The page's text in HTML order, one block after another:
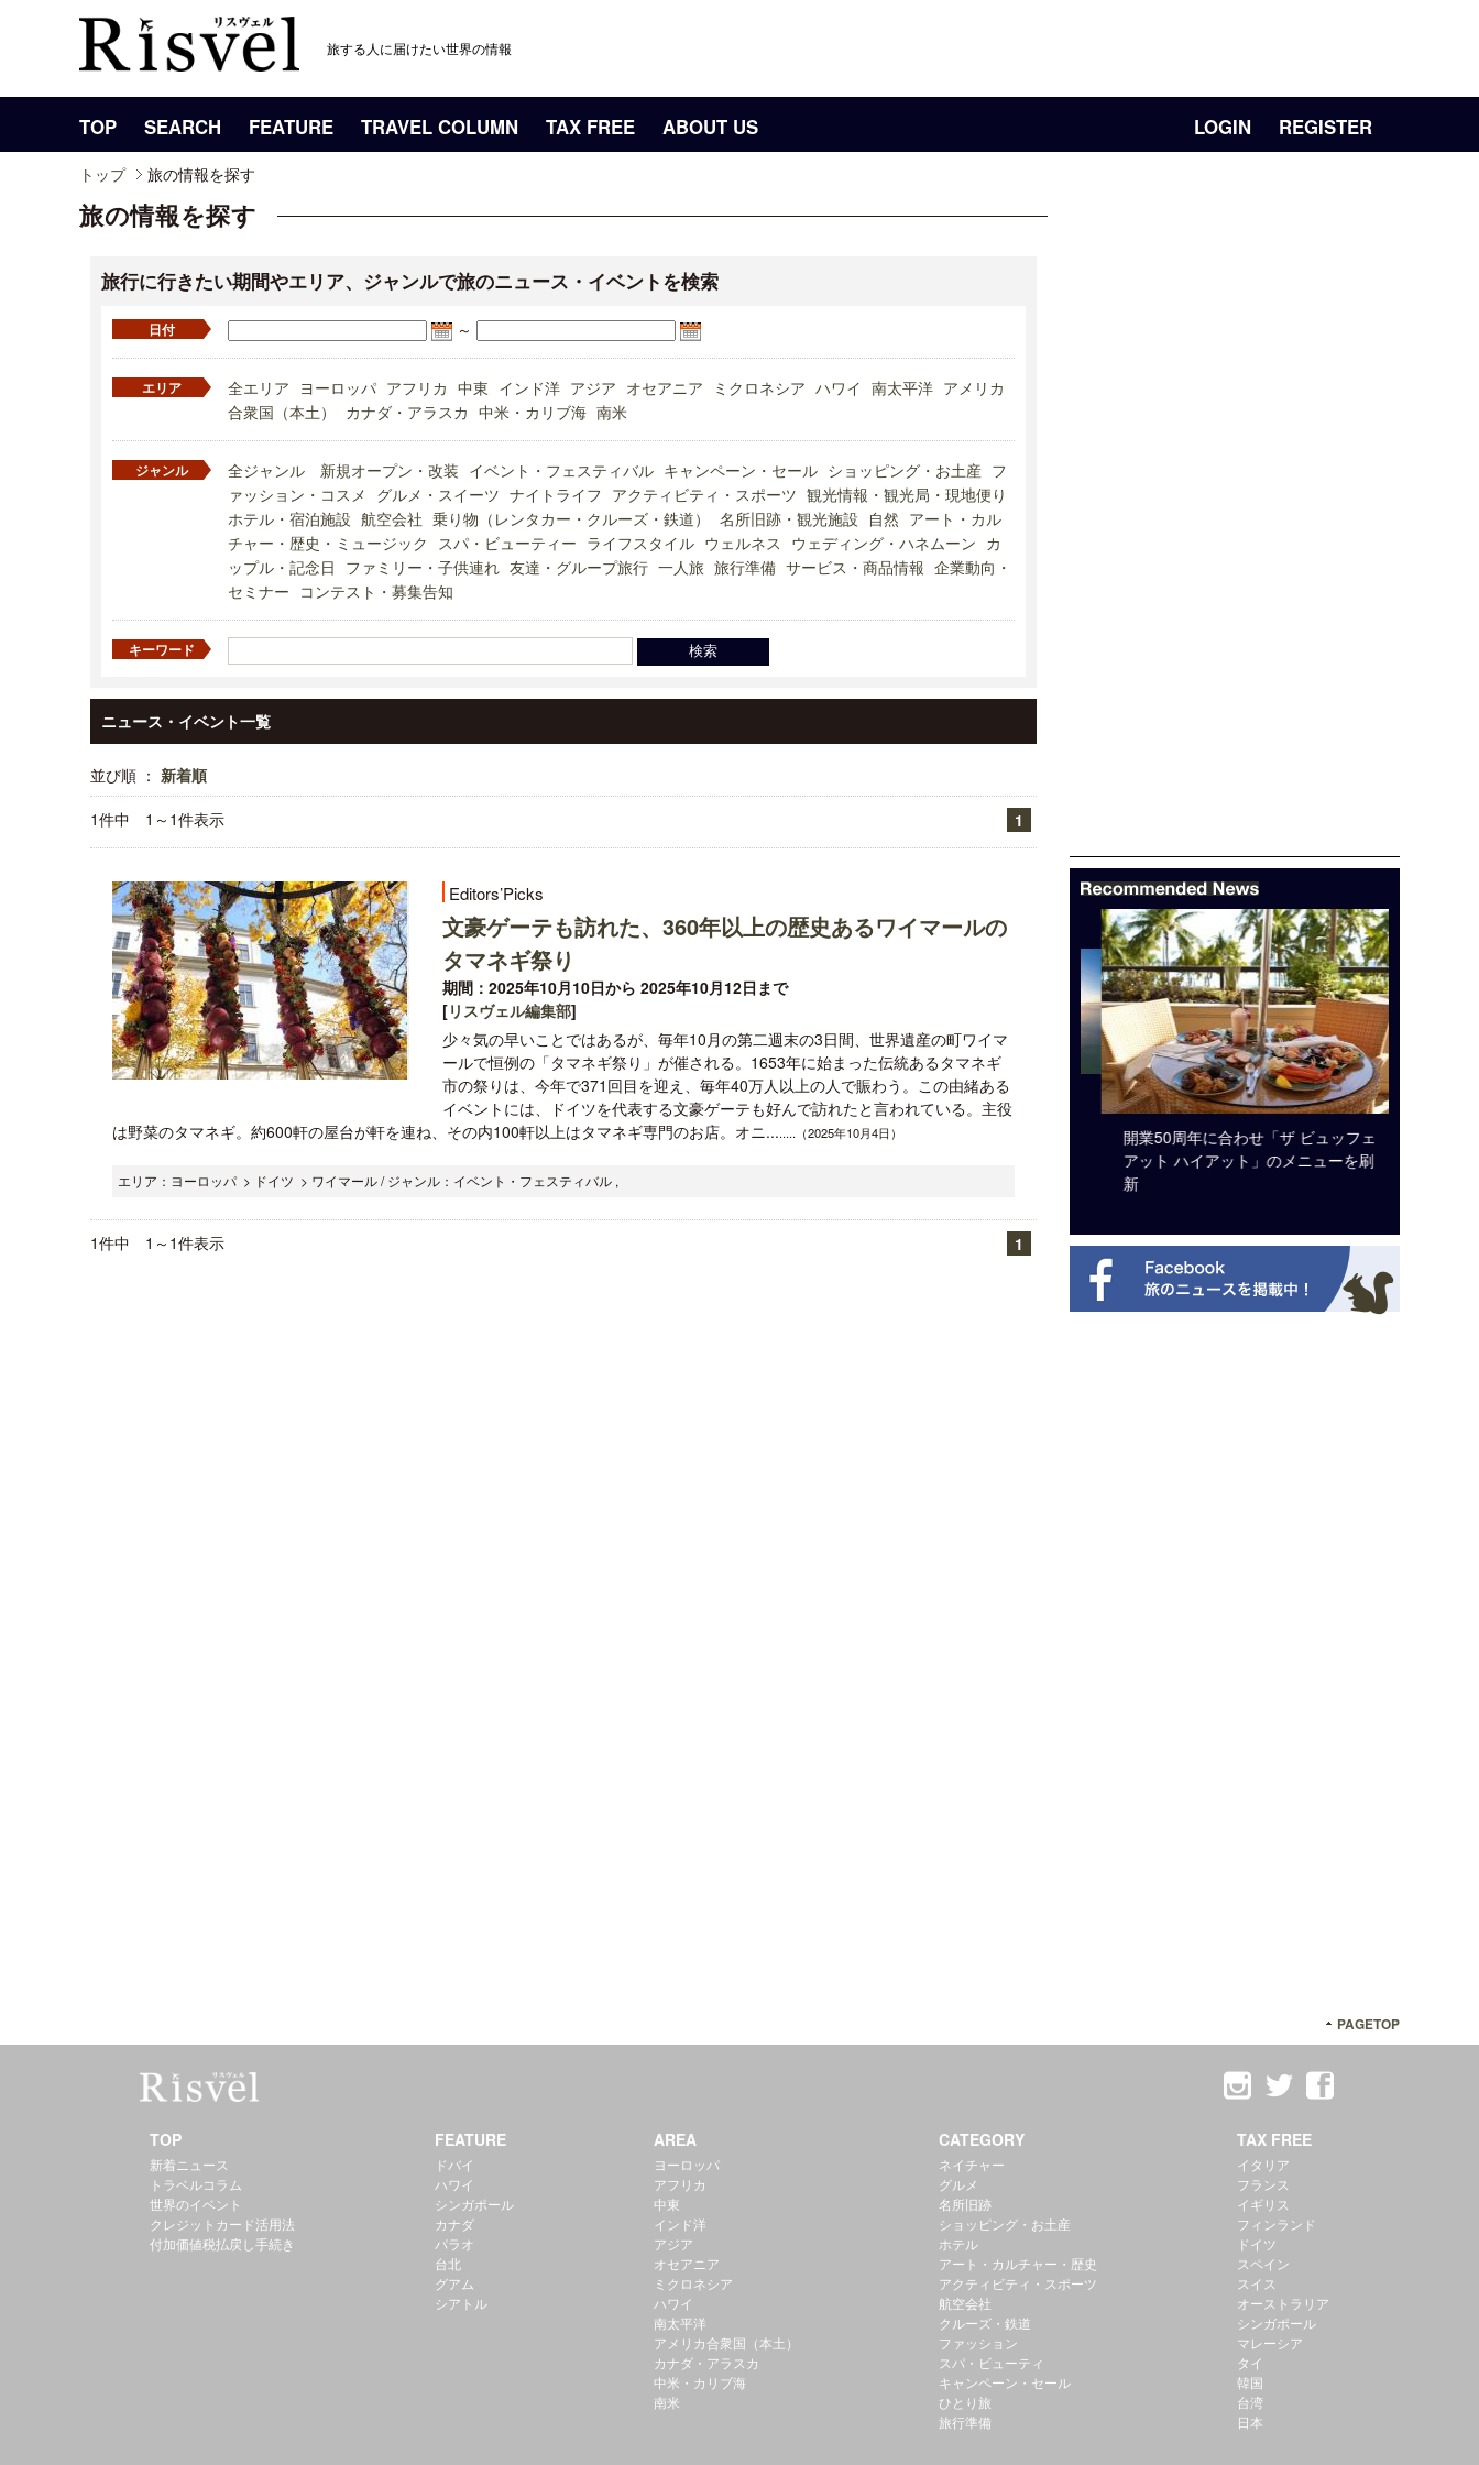
旅する人に届けたい世界の情報
TOP SEARCH FEATURE TRAVEL COLUMN TAX FREE ABOUT US LOGIN REGISTER
トップ 旅の情報を探す
旅の情報を探す
旅行に行きたい期間やエリア、ジャンルで旅のニュース・イベントを検索
日付 ～
エリア 全エリア ヨーロッパ アフリカ 中東 インド洋 アジア オセアニア ミクロネシア ハワイ 南太平洋 アメリカ
合衆国（本土）
カナダ・アラスカ 中米・カリブ海 南米
ジャンル 全ジャンル 新規オープン・改装 イベント・フェスティバル キャンペーン・セール ショッピング・お土産 フ
ァッション・コスメ グルメ・スイーツ ナイトライフ アクティビティ・スポーツ 観光情報・観光局・現地便り
ホテル・宿泊施設 航空会社 乗り物（レンタカー・クルーズ・鉄道） 名所旧跡・観光施設 自然 アート・カル
チャー・歴史・ミュージック スパ・ビューティー ライフスタイル ウェルネス ウェディング・ハネムーン カ
ップル・記念日 ファミリー・子供連れ 友達・グループ旅行 一人旅 旅行準備 サービス・商品情報 企業動向・
セミナー コンテスト・募集告知
キーワード
ニュース・イベント一覧
並び順 ： 新着順
1件中 1～1件表示
1
Editors’Picks
文豪ゲーテも訪れた、360年以上の歴史あるワイマールの
タマネギ祭り
期間：2025年10月10日から 2025年10月12日まで
[リスヴェル編集部]
少々気の早いことではあるが、毎年10月の第二週末の3日間、世界遺産の町ワイマ
ールで恒例の「タマネギ祭り」が催される。1653年に始まった伝統あるタマネギ
市の祭りは、今年で371回目を迎え、毎年40万人以上の人で賑わう。この由緒ある
イベントには、ドイツを代表する文豪ゲーテも好んで訪れたと言われている。主役
は野菜のタマネギ。約600軒の屋台が軒を連ね、その内100軒以上はタマネギ専門のお店。オニ........（2025年10月4日）
エリア：ヨーロッパ > ドイツ > ワイマール / ジャンル：イベント・フェスティバル ,
1件中 1～1件表示 1
ロサンゼルス観光局、ウォルト・ディ
クアロア・ランチ、新予約システム導
開業50周年に合わせ「ザ ビュッフェ
アット ハイアット」のメニューを刷
PAGETOP
TOP
新着ニュース
トラベルコラム
世界のイベント
クレジットカード活用法
付加価値税払戻し手続き
FEATURE
ドバイ
ハワイ
シンガポール
カナダ
パラオ
台北
グアム
シアトル
AREA
ヨーロッパ
アフリカ
中東
インド洋
アジア
オセアニア
ミクロネシア
ハワイ
南太平洋
アメリカ合衆国（本土）
カナダ・アラスカ
中米・カリブ海
南米
CATEGORY
ネイチャー
グルメ
名所旧跡
ショッピング・お土産
ホテル
アート・カルチャー・歴史
アクティビティ・スポーツ
航空会社
クルーズ・鉄道
ファッション
スパ・ビューティ
キャンペーン・セール
ひとり旅
旅行準備
TAX FREE
イタリア
フランス
イギリス
フィンランド
ドイツ
スペイン
スイス
オーストラリア
シンガポール
マレーシア
タイ
韓国
台湾
日本